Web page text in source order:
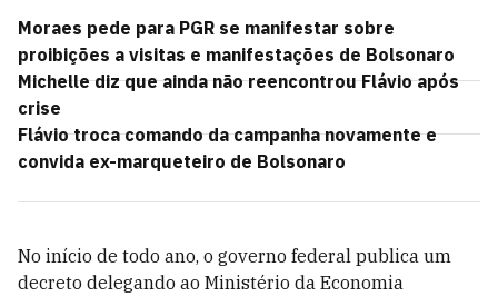
Moraes pede para PGR se manifestar sobre
proibições a visitas e manifestações de Bolsonaro
Michelle diz que ainda não reencontrou Flávio após
crise
Flávio troca comando da campanha novamente e
convida ex-marqueteiro de Bolsonaro
No início de todo ano, o governo federal publica um
decreto delegando ao Ministério da Economia